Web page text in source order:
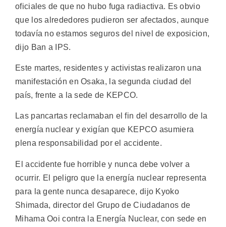
oficiales de que no hubo fuga radiactiva. Es obvio
que los alrededores pudieron ser afectados, aunque
todavía no estamos seguros del nivel de exposicion,
dijo Ban a IPS.
Este martes, residentes y activistas realizaron una
manifestación en Osaka, la segunda ciudad del
país, frente a la sede de KEPCO.
Las pancartas reclamaban el fin del desarrollo de la
energía nuclear y exigían que KEPCO asumiera
plena responsabilidad por el accidente.
El accidente fue horrible y nunca debe volver a
ocurrir. El peligro que la energía nuclear representa
para la gente nunca desaparece, dijo Kyoko
Shimada, director del Grupo de Ciudadanos de
Mihama Ooi contra la Energía Nuclear, con sede en